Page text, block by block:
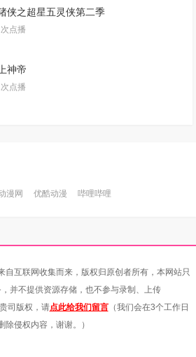
侠之超星五灵侠第二季
点播
神帝
点播
漫网 优酷动漫 哔哩哔哩
自互联网收集而来，版权归原创者所有，本网站只
并不提供资源存储，也不参与录制、上传
司版权，请点此给我们留言（我们会在3个工作日
除侵权内容，谢谢。）